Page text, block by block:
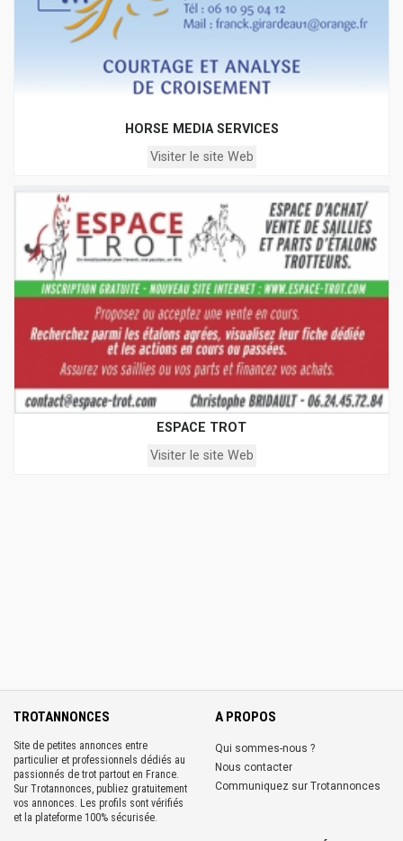
HORSE MEDIA SERVICES
Visiter le site Web
ESPACE TROT
Visiter le site Web
TROTANNONCES
Site de petites annonces entre
particulier et professionnels dédiés au
passionnés de trot partout en France.
Sur Trotannonces, publiez gratuitement
vos annonces. Les profils sont vérifiés
et la plateforme 100% sécurisée.
A PROPOS
Qui sommes-nous ?
Nous contacter
Communiquez sur Trotannonces